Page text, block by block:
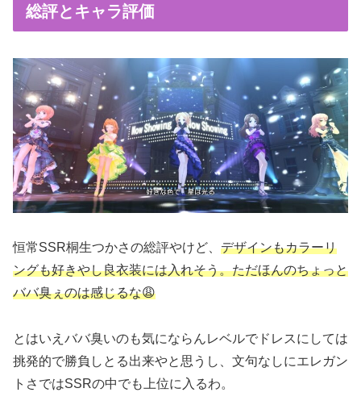
総評とキャラ評価
恒常SSR桐生つかさの総評やけど、 デザインもカラーリ
ングも好きやし良衣装には入れそう。ただほんのちょっと
ババ臭ぇのは感じるな😩
とはいえババ臭いのも気にならんレベルでドレスにしては
挑発的で勝負しとる出来やと思うし、文句なしにエレガン
トさではSSRの中でも上位に入るわ。